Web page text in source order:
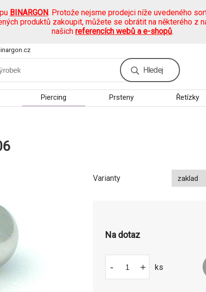
BINARGON. Protože nejsme prodejci níže uvedeného
produktů zakoupit, můžete se obrátit na některého z
našich referencích webů a e-shopů.
Hledej
Piercing Prsteny Řetízky
Varianty
Na dotaz
- + ks